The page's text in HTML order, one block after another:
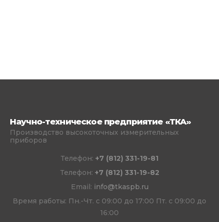
Научно-техническое предприятие «ТКА»
Производство высокоточных измерительных
приборов
Телефон: +7 (812) 331-19-81
Телефон: +7 (812) 331-19-82
Email: info@tkaspb.ru
Время работы: Пн.-Чт. с 09:00 до 17:00 Пт. с 09:00 до
16:00